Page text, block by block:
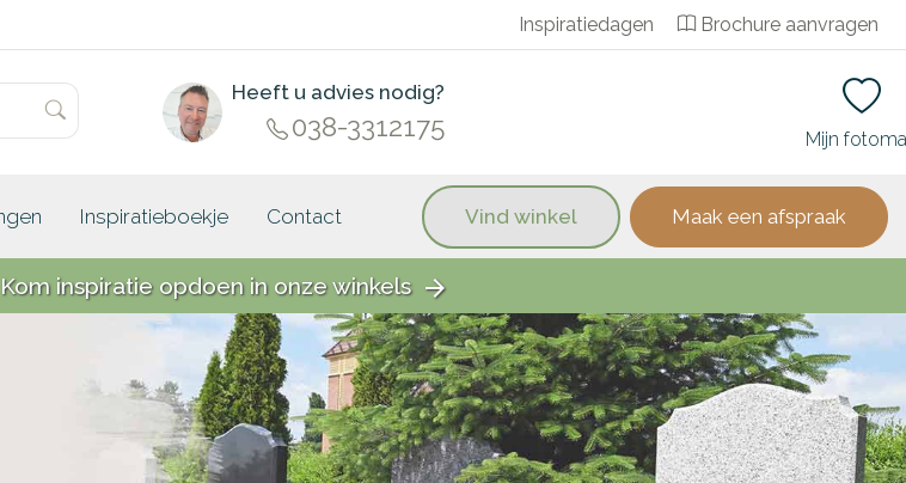
Inspiratiedagen Brochure aanvragen
Heeft u advies nodig?
038-3312175 Mijn
Inspiratieboekje Contact Vind winkel Maak een afspraak
inspiratie opdoen in onze winkels arrow_forward